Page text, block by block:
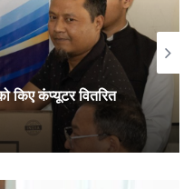
किए कंप्यूटर वितरित